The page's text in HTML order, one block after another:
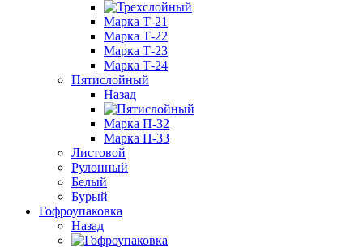
Марка Т-21
Марка Т-22
Марка Т-23
Марка Т-24
Пятислойный
Назад
Марка П-32
Марка П-33
Листовой
Рулонный
Белый
Бурый
Гофроупаковка
Назад